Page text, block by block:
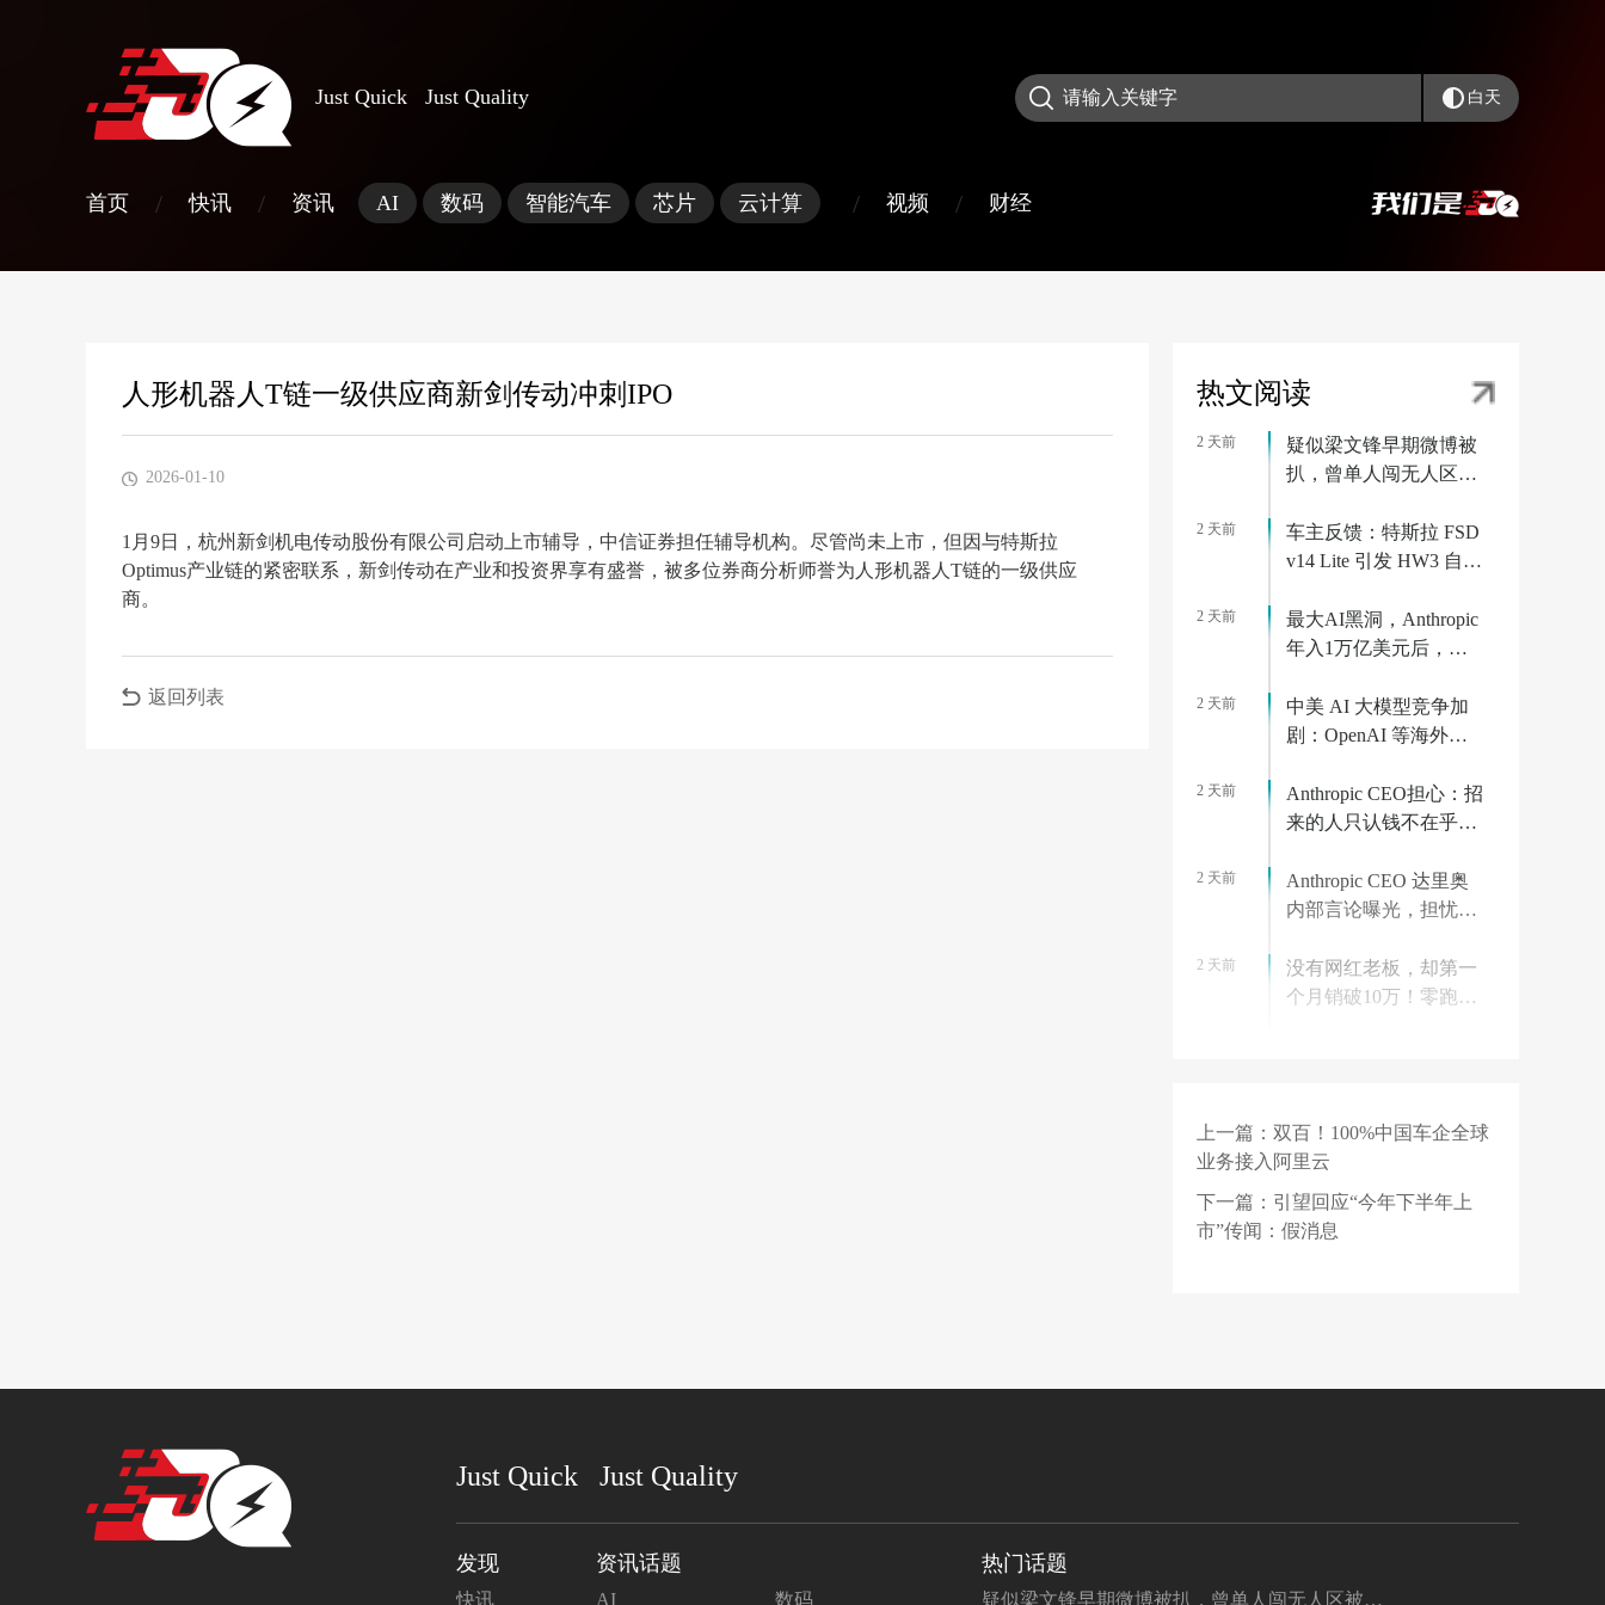
Just Quick Just Quality 白天
首页 / 快讯 / 资讯 AI 数码 智能汽车 芯片 云计算 / 视频 / 财经
人形机器人T链一级供应商新剑传动冲刺IPO
2026-01-10
1月9日，杭州新剑机电传动股份有限公司启动上市辅导，中信证券担任辅导机构。尽管尚未上市，但因与特斯拉
Optimus产业链的紧密联系，新剑传动在产业和投资界享有盛誉，被多位券商分析师誉为人形机器人T链的一级供应
商。
返回列表
热文阅读
2 天前
疑似梁文锋早期微博被
扒，曾单人闯无人区被
2 天前
车主反馈：特斯拉 FSD
v14 Lite 引发 HW3 自动
2 天前
最大AI黑洞，Anthropic
年入1万亿美元后，算
2 天前
中美 AI 大模型竞争加
剧：OpenAI 等海外巨
DeepSeek
2 天前
Anthropic CEO担心：招
来的人只认钱不在乎使
2 天前
Anthropic CEO 达里奥
内部言论曝光，担忧员
2 天前
没有网红老板，却第一
个月销破10万！零跑打
选人
2 天前
旧车残值堪比废铁，我
拿什么去换新车？
1 天前
【招聘】爱科微2027届
上一篇： 双百！100%中国车企全球
业务接入阿里云
下一篇： 引望回应“今年下半年上
市”传闻：假消息
Just Quick Just Quality
发现
快讯
资讯话题
AI 数码
热门话题
疑似梁文锋早期微博被扒，曾单人闯无人区被困